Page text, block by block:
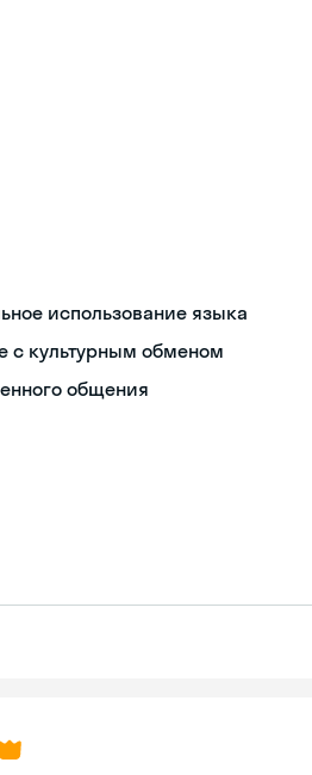
использование языка
с культурным обменом
общения